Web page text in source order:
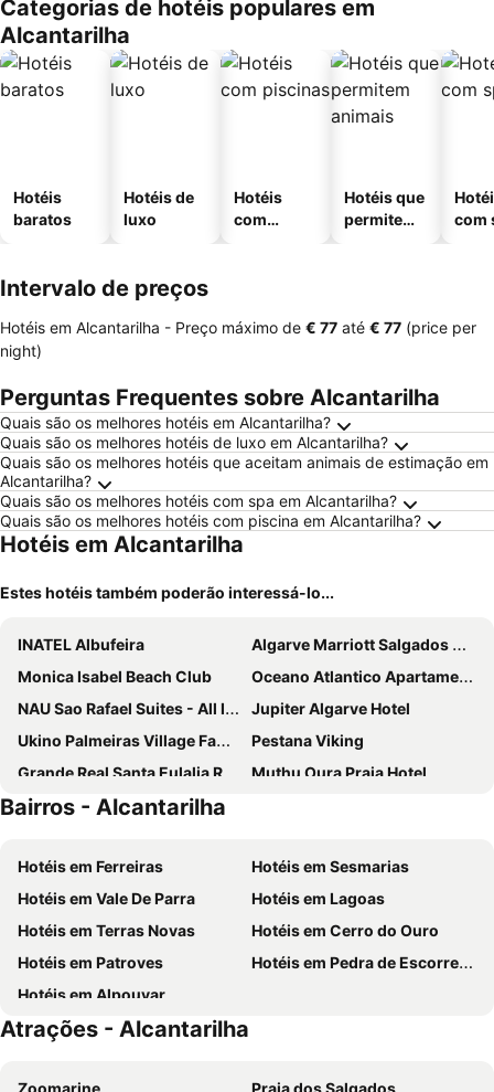
Categorias de hotéis populares em
Alcantarilha
Hotéis
baratos
Hotéis de
luxo
Hotéis
com
Hotéis que
permitem
com
Intervalo de preços
Hotéis em Alcantarilha - Preço máximo de ‎€ 77 até ‎€ 77 (price per
night)
Perguntas Frequentes sobre Alcantarilha
Quais são os melhores hotéis em Alcantarilha?
Quais são os melhores hotéis de luxo em Alcantarilha?
Quais são os melhores hotéis que aceitam animais de estimação em
Alcantarilha?
Quais são os melhores hotéis com spa em Alcantarilha?
Quais são os melhores hotéis com piscina em Alcantarilha?
Hotéis em Alcantarilha
Estes hotéis também poderão interessá-lo...
INATEL Albufeira
Algarve Marriott Salgados Golf Resort & Spa
Monica Isabel Beach Club
Oceano Atlantico Apartamentos Turisticos
NAU Sao Rafael Suites - All Inclusive
Jupiter Algarve Hotel
Ukino Palmeiras Village Family Resort - All Inclusive
Pestana Viking
Grande Real Santa Eulalia Resort & Hotel Spa
Muthu Oura Praia Hotel
Auramar Beach Resort
NH Marina Portimão Resort
Albufeira Sol Hotel & Spa
AP Adriana Beach Resort
Hotel Luar
Agua Hotels Riverside
RR Hotel da Rocha
Colina dos Mouros
Holiday Inn Algarve Albufeira by IHG
Clube Vilarosa
Turim Presidente Hotel
Bairros - Alcantarilha
Hotéis em Ferreiras
Hotéis em Sesmarias
Hotéis em Vale De Parra
Hotéis em Lagoas
Hotéis em Terras Novas
Hotéis em Cerro do Ouro
Hotéis em Patroves
Hotéis em Pedra de Escorregar
Hotéis em Alpouvar
Atrações - Alcantarilha
Zoomarine
Praia dos Salgados